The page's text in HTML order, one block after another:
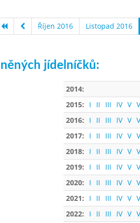
Říjen 2016 Listopad 2016
jídelníčků:
2014:
2015:
I II III IV V
2016:
I II III IV V
2017:
I II III IV V
2018:
I II III IV V
2019:
I II III IV V
2020:
I II III IV V
2021:
I II III IV V
2022:
I II III IV V